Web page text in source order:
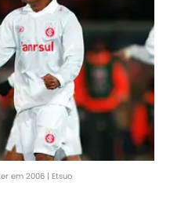
em 2006 | Etsuo